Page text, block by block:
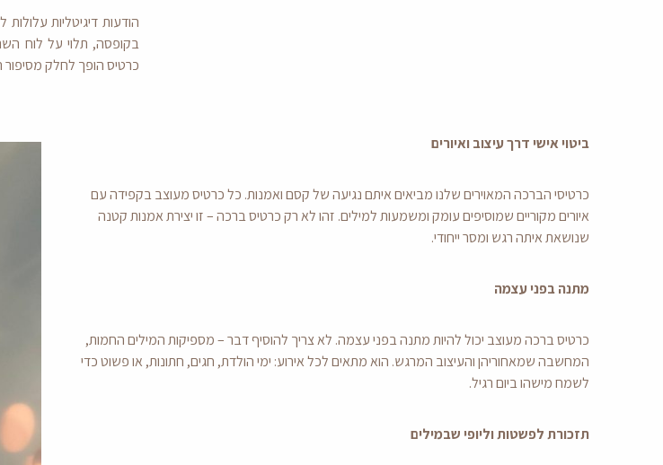
הודעות דיגיטליות
בקופסה, תלוי על לוח
כרטיס הופך לחלק מסיפור
ביטוי אישי דרך עיצוב ואיורים
כרטיסי הברכה המאוירים שלנו מביאים איתם נגיעה של קסם ואמנות. כל כרטיס מעוצב בקפידה עם
איורים מקוריים שמוסיפים עומק ומשמעות למילים. זהו לא רק כרטיס ברכה – זו יצירת אמנות קטנה
שנושאת איתה רגש ומסר ייחודי.
מתנה בפני עצמה
כרטיס ברכה מעוצב יכול להיות מתנה בפני עצמה. לא צריך להוסיף דבר – מספיקות המילים החמות,
המחשבה שמאחוריהן והעיצוב המרגש. הוא מתאים לכל אירוע: ימי הולדת, חגים, חתונות, או פשוט כדי
לשמח מישהו ביום רגיל.
תזכורת לפשטות וליופי שבמילים